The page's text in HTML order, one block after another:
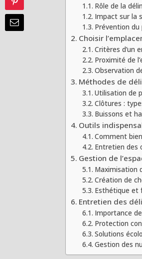
Rôle de la
Impact sur la
Prévention
Choisir
Critères d’un
Proximité de
Observation
Méthodes de
Utilisation de
Clôtures :
Buissons et
Outils
Comment
Entretien des
Gestion de
Maximisation
Création de
Esthétique et
Entretien des
Importance
Protection
Solutions
Gestion des